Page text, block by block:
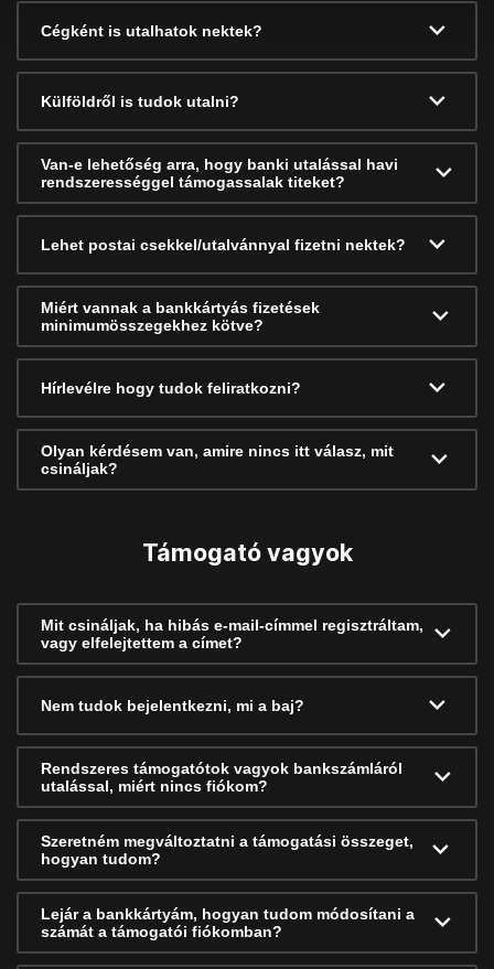
Cégként is utalhatok nektek?
Külföldről is tudok utalni?
Van-e lehetőség arra, hogy banki utalással havi
rendszerességgel támogassalak titeket?
Lehet postai csekkel/utalvánnyal fizetni nektek?
Miért vannak a bankkártyás fizetések
minimumösszegekhez kötve?
Hírlevélre hogy tudok feliratkozni?
Olyan kérdésem van, amire nincs itt válasz, mit
csináljak?
Támogató vagyok
Mit csináljak, ha hibás e-mail-címmel regisztráltam,
vagy elfelejtettem a címet?
Nem tudok bejelentkezni, mi a baj?
Rendszeres támogatótok vagyok bankszámláról
utalással, miért nincs fiókom?
Szeretném megváltoztatni a támogatási összeget,
hogyan tudom?
Lejár a bankkártyám, hogyan tudom módosítani a
számát a támogatói fiókomban?